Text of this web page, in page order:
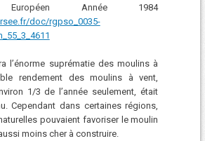
Européen Année 1984
doc/rgpso_0035-
l’énorme suprématie des moulins à
rendement des moulins à vent,
1/3 de l’année seulement, était
Cependant dans certaines régions,
pouvaient favoriser le moulin
moins cher à construire.